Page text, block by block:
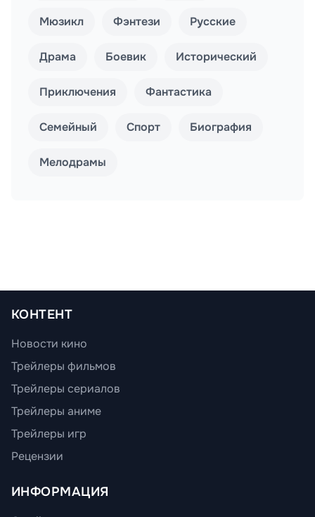
Мюзикл Фэнтези Русские
Драма Боевик Исторический
Приключения Фантастика
Семейный Спорт Биография
Мелодрамы
КОНТЕНТ
Новости кино
Трейлеры фильмов
Трейлеры сериалов
Трейлеры аниме
Трейлеры игр
Рецензии
ИНФОРМАЦИЯ